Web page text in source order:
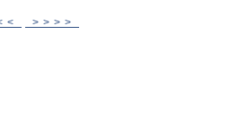
< > > > >